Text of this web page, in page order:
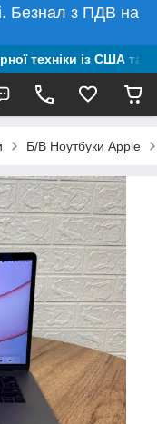
Безнал з ПДВ на
техніки із США та
Б/В Ноутбуки Apple